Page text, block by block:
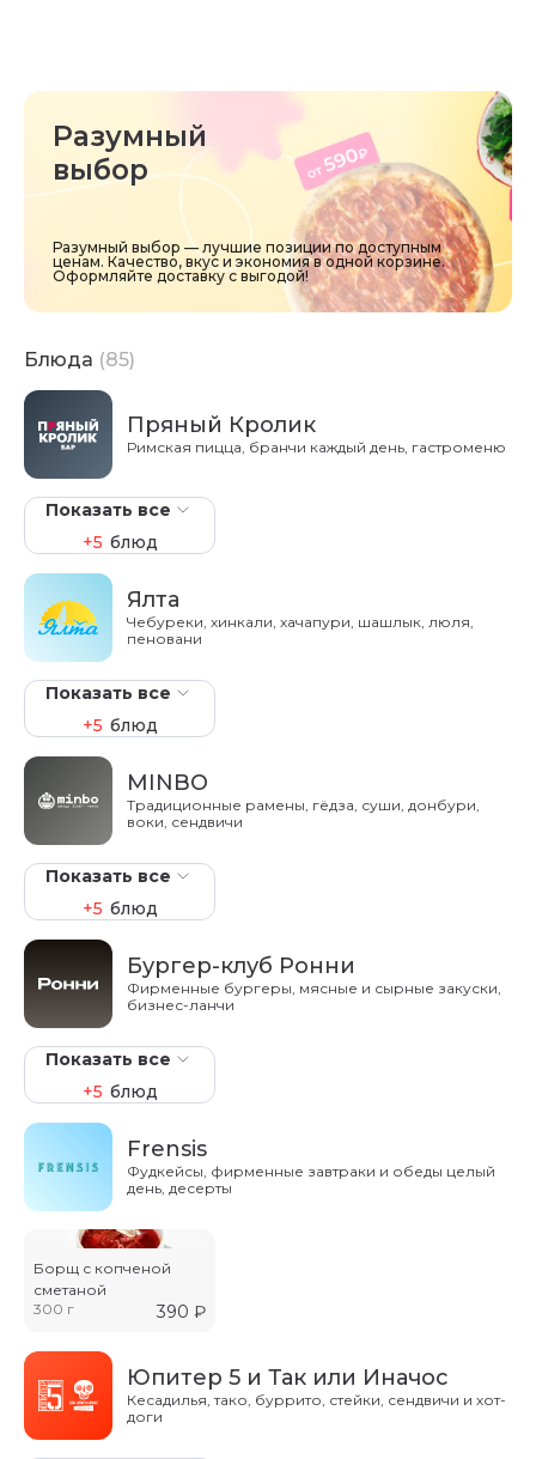
Разумный
выбор
Разумный выбор — лучшие позиции по доступным
ценам. Качество, вкус и экономия в одной корзине.
Оформляйте доставку с выгодой!
Блюда (85)
Пряный Кролик
Римская пицца, бранчи каждый день, гастроменю
Показать все
+5 блюд
Ялта
Чебуреки, хинкали, хачапури, шашлык, люля,
пеновани
Показать все
+5 блюд
MINBO
Традиционные рамены, гёдза, суши, донбури,
воки, сендвичи
Показать все
+5 блюд
Бургер-клуб Ронни
Фирменные бургеры, мясные и сырные закуски,
бизнес-ланчи
Показать все
+5 блюд
Frensis
Фудкейсы, фирменные завтраки и обеды целый
день, десерты
Борщ с копченой
сметаной
390 ₽
300 г
Юпитер 5 и Так или Иначос
Кесадилья, тако, буррито, стейки, сендвичи и хот-
доги